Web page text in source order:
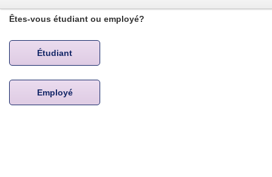
Êtes-vous étudiant ou employé?
Étudiant
Employé